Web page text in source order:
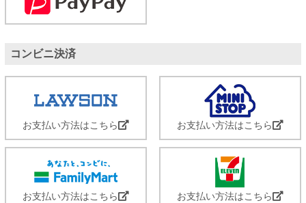
コンビニ決済
お支払い方法はこちら お支払い方法はこちら
お支払い方法はこちら お支払い方法はこちら